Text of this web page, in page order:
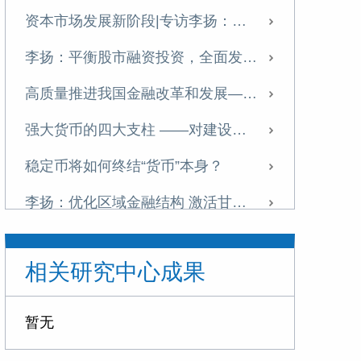
资本市场发展新阶段|专访李扬：中国金融体系提质正当时
李扬：平衡股市融资投资，全面发展资本市场
高质量推进我国金融改革和发展——学习十五五金融改革规划体会
强大货币的四大支柱 ——对建设金融强国战略的思考
稳定币将如何终结“货币”本身？
李扬：优化区域金融结构 激活甘肃高质量发展新动能
李扬：当前中国经济运行的若干问题
“稳定币”五议
加强中国特色金融发展之路的文化支撑
相关研究中心成果
暂无